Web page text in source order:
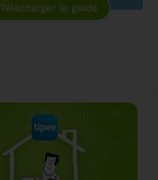
Télécharger le guide